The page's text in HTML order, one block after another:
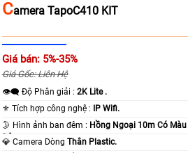
CAmera TapoC410 KIT
Giá bán: 5%-35%
Giá Gốc: Liên Hệ
👁️‍🗨 Độ Phân giải : 2K Lite .
⚜️ Tích hợp công nghệ : IP Wifi.
🌛 Hình ảnh ban đêm : Hồng Ngoại 10m Có Màu
Ðêm.💎 Camera Dòng Thân Plastic.